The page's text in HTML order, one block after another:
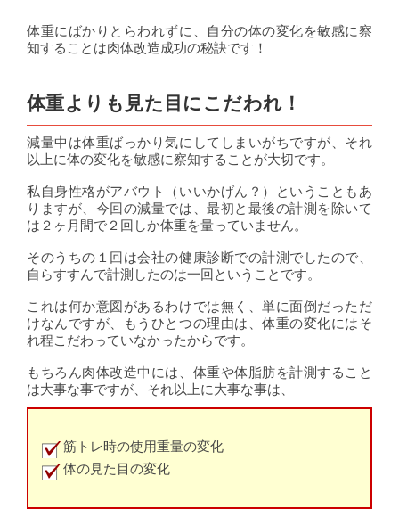
体重にばかりとらわれずに、自分の体の変化を敏感に察
知することは肉体改造成功の秘訣です！
体重よりも見た目にこだわれ！
減量中は体重ばっかり気にしてしまいがちですが、それ
以上に体の変化を敏感に察知することが大切です。
私自身性格がアバウト（いいかげん？）ということもあ
りますが、今回の減量では、最初と最後の計測を除いて
は２ヶ月間で２回しか体重を量っていません。
そのうちの１回は会社の健康診断での計測でしたので、
自らすすんで計測したのは一回ということです。
これは何か意図があるわけでは無く、単に面倒だっただ
けなんですが、もうひとつの理由は、体重の変化にはそ
れ程こだわっていなかったからです。
もちろん肉体改造中には、体重や体脂肪を計測すること
は大事な事ですが、それ以上に大事な事は、
筋トレ時の使用重量の変化
体の見た目の変化